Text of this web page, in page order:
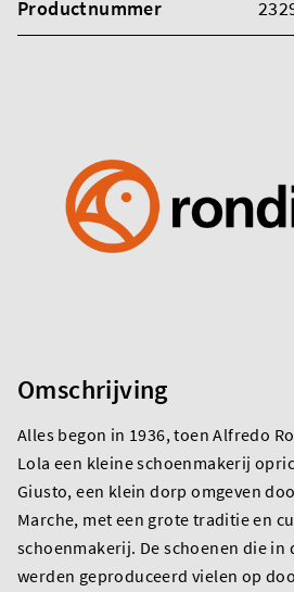
Productnummer
Omschrijving
Alles begon in 1936, toen Alfredo
Lola een kleine schoenmakerij
Giusto, een klein dorp omgeven
Marche, met een grote traditie en
schoenmakerij. De schoenen die in
werden geproduceerd vielen op